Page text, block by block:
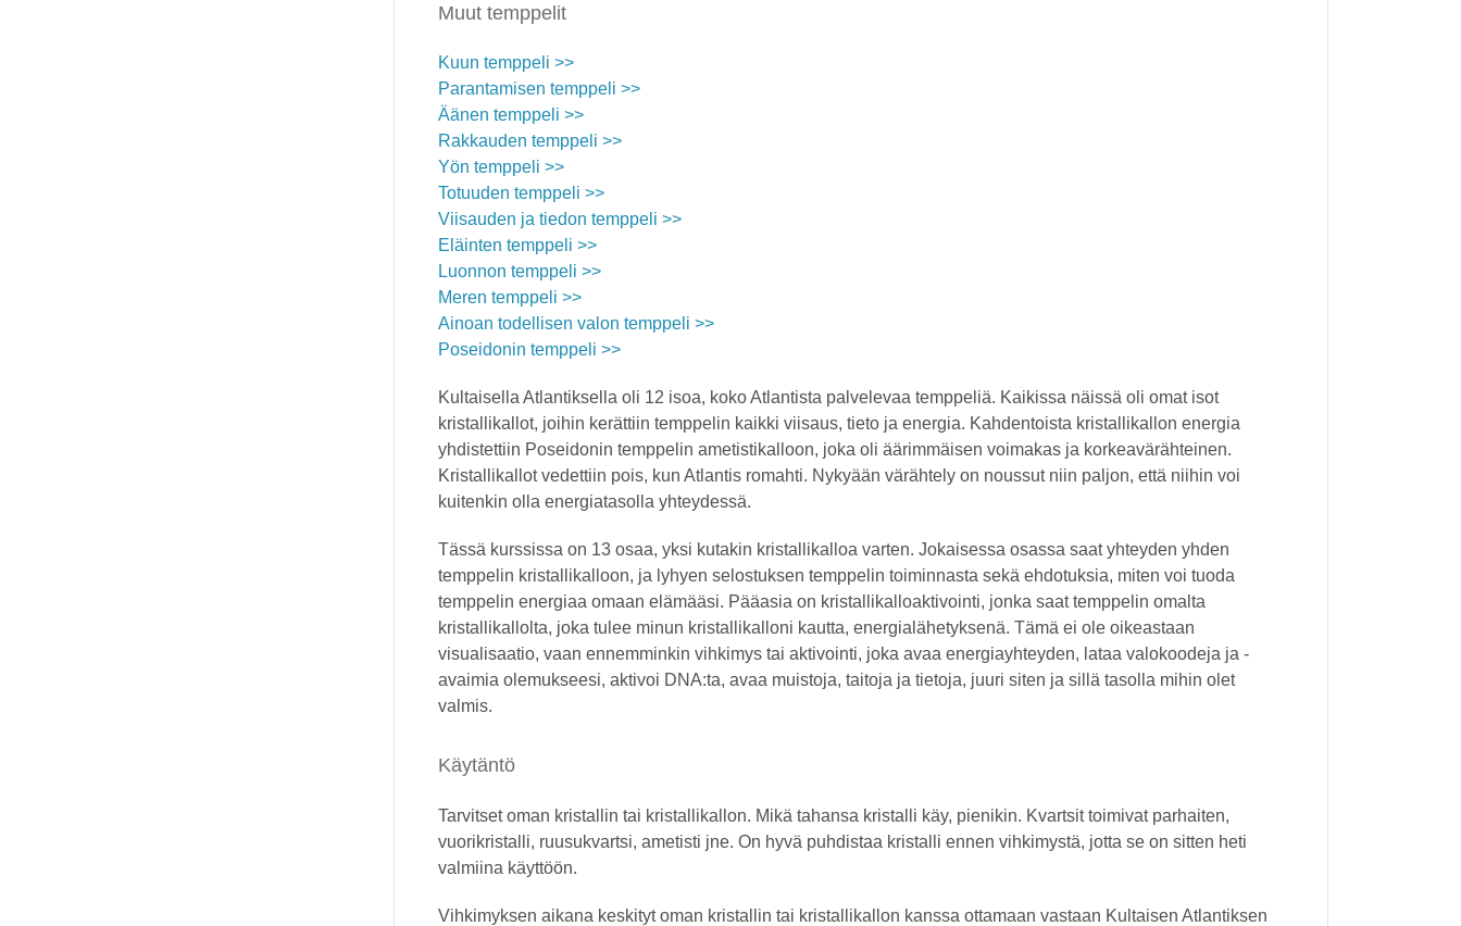
Muut temppelit
Kuun temppeli >>
Parantamisen temppeli >>
Äänen temppeli >>
Rakkauden temppeli >>
Yön temppeli >>
Totuuden temppeli >>
Viisauden ja tiedon temppeli >>
Eläinten temppeli >>
Luonnon temppeli >>
Meren temppeli >>
Ainoan todellisen valon temppeli >>
Poseidonin temppeli >>
Kultaisella Atlantiksella oli 12 isoa, koko Atlantista palvelevaa temppeliä. Kaikissa näissä oli omat isot
kristallikallot, joihin kerättiin temppelin kaikki viisaus, tieto ja energia. Kahdentoista kristallikallon energia
yhdistettiin Poseidonin temppelin ametistikalloon, joka oli äärimmäisen voimakas ja korkeavärähteinen.
Kristallikallot vedettiin pois, kun Atlantis romahti. Nykyään värähtely on noussut niin paljon, että niihin voi
kuitenkin olla energiatasolla yhteydessä.
Tässä kurssissa on 13 osaa, yksi kutakin kristallikalloa varten. Jokaisessa osassa saat yhteyden yhden
temppelin kristallikalloon, ja lyhyen selostuksen temppelin toiminnasta sekä ehdotuksia, miten voi tuoda
temppelin energiaa omaan elämääsi. Pääasia on kristallikalloaktivointi, jonka saat temppelin omalta
kristallikallolta, joka tulee minun kristallikalloni kautta, energialähetyksenä. Tämä ei ole oikeastaan
visualisaatio, vaan ennemminkin vihkimys tai aktivointi, joka avaa energiayhteyden, lataa valokoodeja ja -
avaimia olemukseesi, aktivoi DNA:ta, avaa muistoja, taitoja ja tietoja, juuri siten ja sillä tasolla mihin olet
valmis.
Käytäntö
Tarvitset oman kristallin tai kristallikallon. Mikä tahansa kristalli käy, pienikin. Kvartsit toimivat parhaiten,
vuorikristalli, ruusukvartsi, ametisti jne. On hyvä puhdistaa kristalli ennen vihkimystä, jotta se on sitten heti
valmiina käyttöön.
Vihkimyksen aikana keskityt oman kristallin tai kristallikallon kanssa ottamaan vastaan Kultaisen Atlantiksen